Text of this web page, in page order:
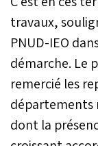
travaux,
PNUD-IEO
démarche. Le
remercié les
départements
dont la